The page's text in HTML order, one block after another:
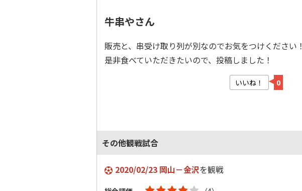
牛串やさん
販売と、串受け取り列が別なのでお気をつけください！
是非食べていただきたいので、投稿しました！
いいね！ 0
その他観戦試合
2020/02/23 岡山－金沢を観戦